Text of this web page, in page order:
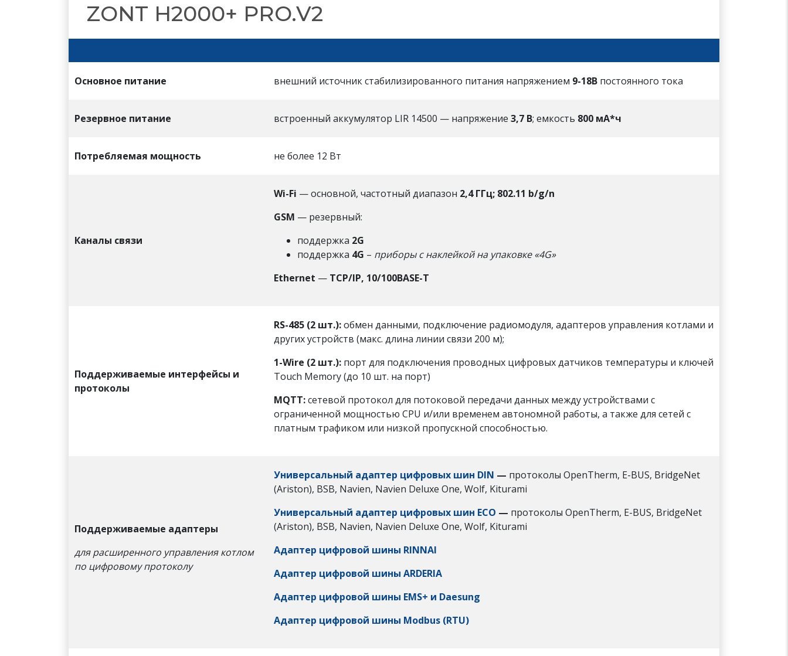
ZONT H2000+ PRO.V2
Основное питание внешний источник стабилизированного питания напряжением 9-18В постоянного тока
Резервное питание встроенный аккумулятор LIR 14500 — напряжение 3,7 В; емкость 800 мА*ч
Потребляемая мощность не более 12 Вт
Каналы связи
Wi-Fi — основной, частотный диапазон 2,4 ГГц; 802.11 b/g/n
GSM — резервный:
поддержка 2G
поддержка 4G – приборы с наклейкой на упаковке «4G»
Ethernet — TCP/IP, 10/100BASE-T
Поддерживаемые интерфейсы и
протоколы
RS-485 (2 шт.):обмен данными, подключение радиомодуля, адаптеров управления котлами и
других устройств (макс. длина линии связи 200 м);
1-Wire (2 шт.): порт для подключения проводных цифровых датчиков температуры и ключей
Touch Memory (до 10 шт. на порт)
MQTT:сетевой протокол для потоковой передачи данных между устройствами с
ограниченной мощностью CPU и/или временем автономной работы, а также для сетей с
платным трафиком или низкой пропускной способностью.
Поддерживаемые адаптеры
для расширенного управления котлом
по цифровому протоколу
Универсальный адаптер цифровых шин DIN — протоколы OpenTherm, E-BUS, BridgeNet
(Ariston), BSB, Navien, Navien Deluxe One, Wolf, Kiturami
Универсальный адаптер цифровых шин ECO — протоколы OpenTherm, E-BUS, BridgeNet
(Ariston), BSB, Navien, Navien Deluxe One, Wolf, Kiturami
Адаптер цифровой шины RINNAI
Адаптер цифровой шины ARDERIA
Адаптер цифровой шины EMS+ и Daesung
Адаптер цифровой шины Modbus (RTU)